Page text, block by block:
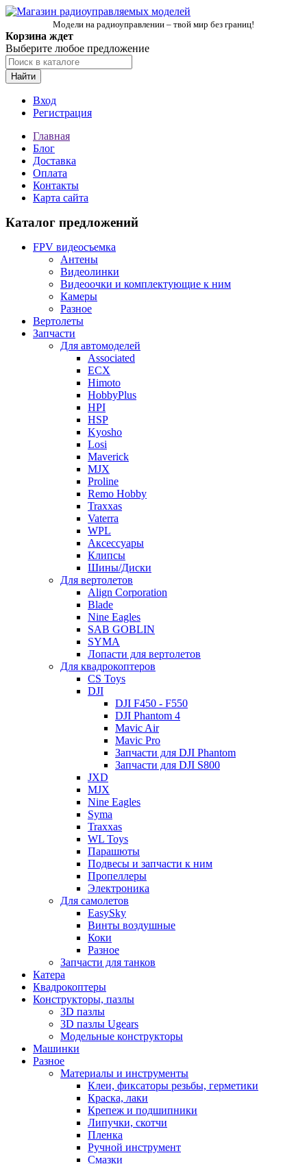
Модели на радиоуправлении – твой мир без границ!
Корзина ждет
Выберите любое предложение
Найти
Вход
Регистрация
Главная
Блог
Доставка
Оплата
Контакты
Карта сайта
Каталог предложений
FPV видеосъемка
Антены
Видеолинки
Видеоочки и комплектующие к ним
Камеры
Разное
Вертолеты
Запчасти
Для автомоделей
Associated
ECX
Himoto
HobbyPlus
HPI
HSP
Kyosho
Losi
Maverick
MJX
Proline
Remo Hobby
Traxxas
Vaterra
WPL
Аксессуары
Клипсы
Шины/Диски
Для вертолетов
Align Corporation
Blade
Nine Eagles
SAB GOBLIN
SYMA
Лопасти для вертолетов
Для квадрокоптеров
CS Toys
DJI
DJI F450 - F550
DJI Phantom 4
Mavic Air
Mavic Pro
Запчасти для DJI Phantom
Запчасти для DJI S800
JXD
MJX
Nine Eagles
Syma
Traxxas
WL Toys
Парашюты
Подвесы и запчасти к ним
Пропеллеры
Электроника
Для самолетов
EasySky
Винты воздушные
Коки
Разное
Запчасти для танков
Катера
Квадрокоптеры
Конструкторы, пазлы
3D пазлы
3D пазлы Ugears
Модельные конструкторы
Машинки
Разное
Материалы и инструменты
Клеи, фиксаторы резьбы, герметики
Краска, лаки
Крепеж и подшипники
Липучки, скотчи
Пленка
Ручной инструмент
Смазки